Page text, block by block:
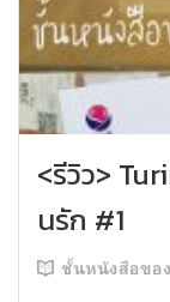
<รีวิว>
นรัก #1
ชั้นหนังสือขอ